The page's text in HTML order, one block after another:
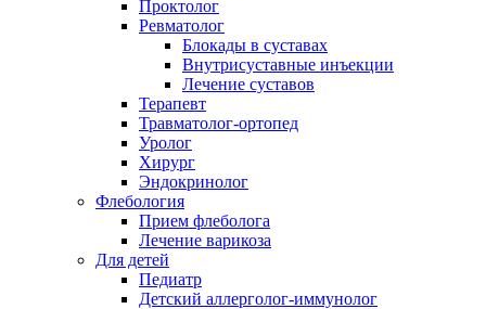
Проктолог
Ревматолог
Блокады в суставах
Внутрисуставные инъекции
Лечение суставов
Терапевт
Травматолог-ортопед
Уролог
Хирург
Эндокринолог
Флебология
Прием флеболога
Лечение варикоза
Для детей
Педиатр
Детский аллерголог-иммунолог